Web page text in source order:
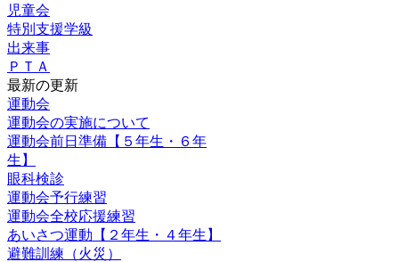
児童会
特別支援学級
出来事
ＰＴＡ
最新の更新
運動会
運動会の実施について
運動会前日準備【５年生・６年
生】
眼科検診
運動会予行練習
運動会全校応援練習
あいさつ運動【２年生・４年生】
避難訓練（火災）